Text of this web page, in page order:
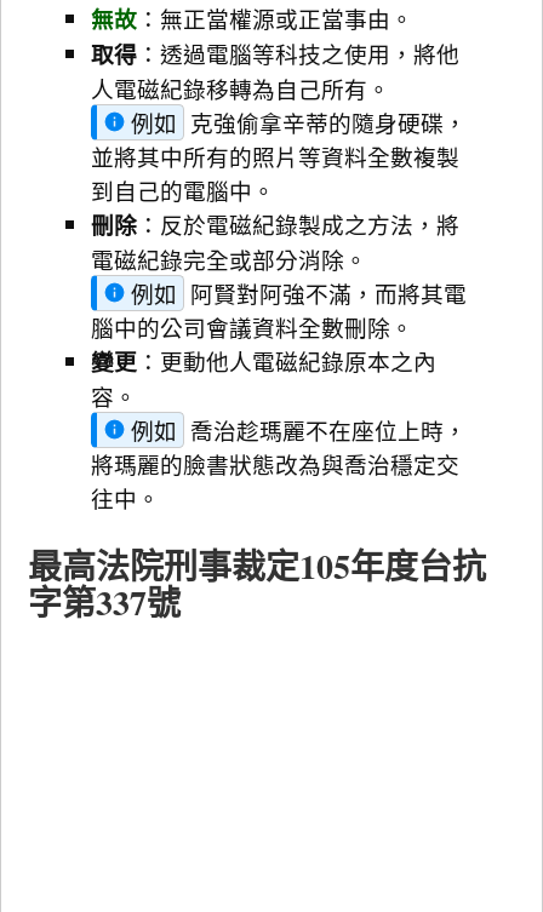
無故：無正當權源或正當事由。
取得：透過電腦等科技之使用，將他
人電磁紀錄移轉為自己所有。
例如 克強偷拿辛蒂的隨身硬碟，
並將其中所有的照片等資料全數複製
到自己的電腦中。
刪除：反於電磁紀錄製成之方法，將
電磁紀錄完全或部分消除。
例如 阿賢對阿強不滿，而將其電
腦中的公司會議資料全數刪除。
變更：更動他人電磁紀錄原本之內
容。
例如 喬治趁瑪麗不在座位上時，
將瑪麗的臉書狀態改為與喬治穩定交
往中。
最高法院刑事裁定105年度台抗
字第337號